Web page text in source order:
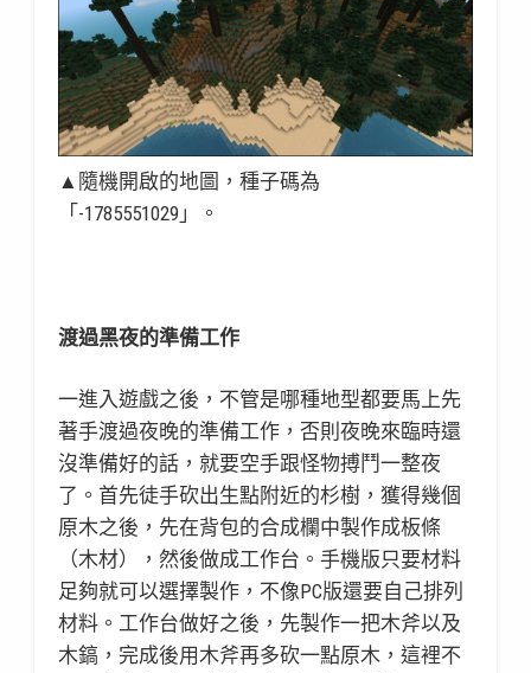
▲隨機開啟的地圖，種子碼為
「-1785551029」。
渡過黑夜的準備工作
一進入遊戲之後，不管是哪種地型都要馬上先
著手渡過夜晚的準備工作，否則夜晚來臨時還
沒準備好的話，就要空手跟怪物搏鬥一整夜
了。首先徒手砍出生點附近的杉樹，獲得幾個
原木之後，先在背包的合成欄中製作成板條
（木材），然後做成工作台。手機版只要材料
足夠就可以選擇製作，不像PC版還要自己排列
材料。工作台做好之後，先製作一把木斧以及
木鎬，完成後用木斧再多砍一點原木，這裡不